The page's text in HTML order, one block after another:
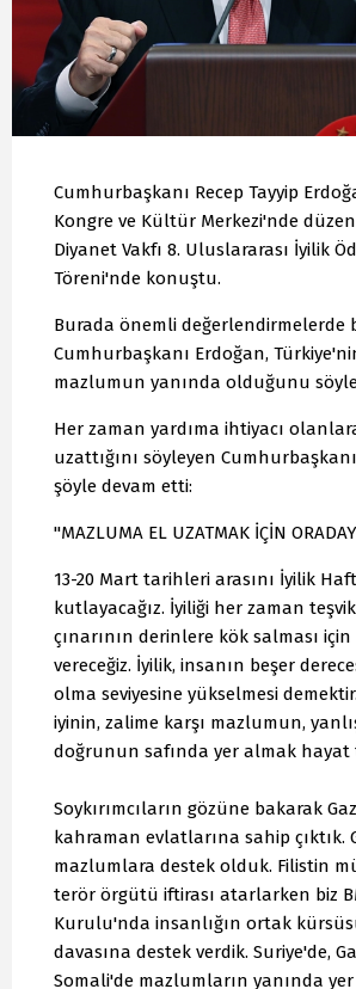
Cumhurbaşkanı Recep Tayyip
Kongre ve Kültür Merkezi'nde
Diyanet Vakfı 8. Uluslararası İyilik
Töreni'nde konuştu.
Burada önemli değerlendirmelerde
Cumhurbaşkanı Erdoğan,
mazlumun yanında olduğunu
Her zaman yardıma ihtiyacı
uzattığını söyleyen
şöyle devam etti:
"MAZLUMA EL UZATMAK İÇİN
13-20 Mart tarihleri arasını İyilik
kutlayacağız. İyiliği her zaman
çınarının derinlere kök salması
vereceğiz. İyilik, insanın beşer
olma seviyesine yükselmesi
iyinin, zalime karşı mazlumun,
doğrunun safında yer almak hayat
Soykırımcıların gözüne bakarak
kahraman evlatlarına sahip çıktık.
mazlumlara destek olduk. Filistin
terör örgütü iftirası atarlarken biz
Kurulu'nda insanlığın ortak
davasına destek verdik. Suriye'de,
Somali'de mazlumların yanında yer